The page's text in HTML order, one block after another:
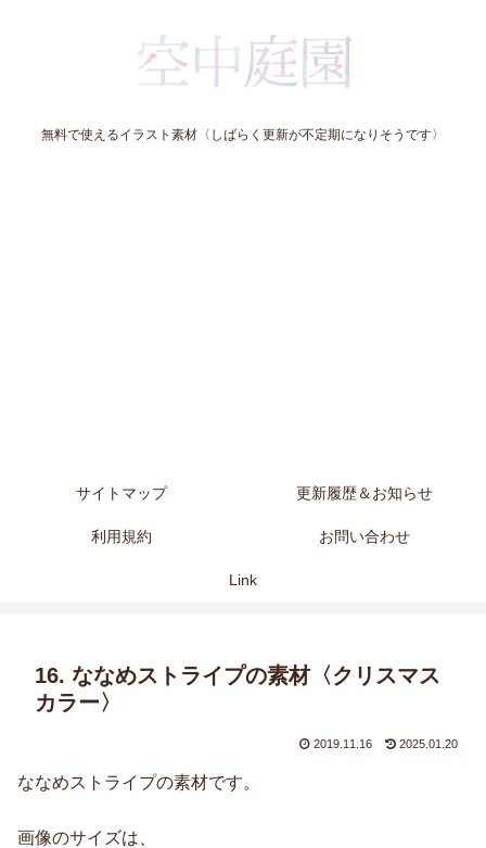
無料で使えるイラスト素材〈しばらく更新が不定期になりそうです〉
サイトマップ 更新履歴＆お知らせ
利用規約 お問い合わせ
Link
16. ななめストライプの素材〈クリスマス
カラー〉
2019.11.16 2025.01.20
ななめストライプの素材です。
画像のサイズは、